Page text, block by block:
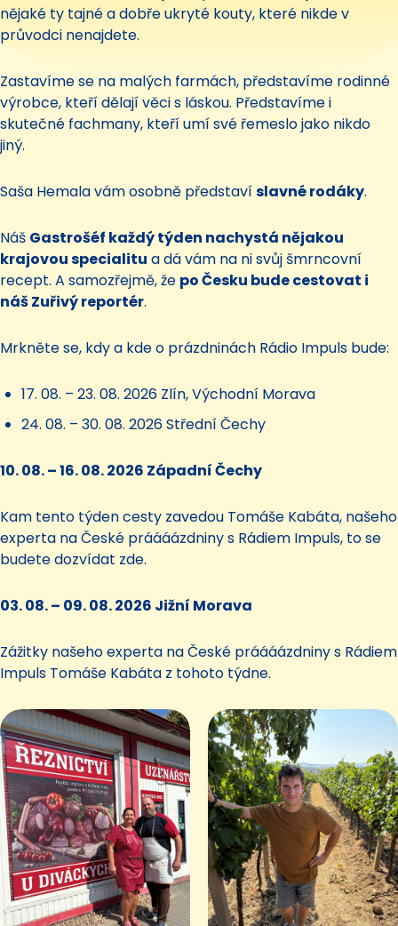
nějaké ty tajné a dobře ukryté kouty, které nikde v
průvodci nenajdete.
Zastavíme se na malých farmách, představíme rodinné
výrobce, kteří dělají věci s láskou. Představíme i
skutečné fachmany, kteří umí své řemeslo jako nikdo
jiný.
Saša Hemala vám osobně představíslavné rodáky.
Náš Gastrošéf každý týden nachystá nějakou
krajovou specialitu a dá vám na ni svůj šmrncovní
recept. A samozřejmě, že po Česku bude cestovat i
náš Zuřivý reportér.
Mrkněte se, kdy a kde o prázdninách Rádio Impuls bude:
17. 08. – 23. 08. 2026 Zlín, Východní Morava
24. 08. – 30. 08. 2026 Střední Čechy
10. 08. – 16. 08. 2026 Západní Čechy
Kam tento týden cesty zavedou Tomáše Kabáta, našeho
experta na České práááázdniny s Rádiem Impuls, to se
budete dozvídat zde.
03. 08. – 09. 08. 2026 Jižní Morava
Zážitky našeho experta na České práááázdniny s Rádiem
Impuls Tomáše Kabáta z tohoto týdne.